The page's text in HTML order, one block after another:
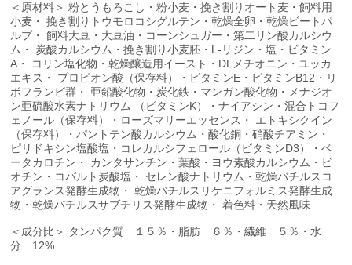
＜原材料＞ 粉とうもろこし・粉小麦・挽き割りオート麦・飼料用
小麦・ 挽き割りトウモロコシグルテン・乾燥全卵・乾燥ビートパ
ルプ・ 飼料大豆・大豆油・コーンシュガー・第二リン酸カルシウ
ム・ 炭酸カルシウム・挽き割り小麦胚・L-リジン・塩・ビタミン
A・ コリン塩化物・乾燥醸造用イースト・DLメチオニン・ユッカ
エキス・ プロピオン酸（保存料）・ビタミンE・ビタミンB12・リ
ボフランビ群・ 亜鉛酸化物・炭化鉄・マンガン酸化物・メナジオ
ン亜硫酸水素ナトリウム （ビタミンK）・ナイアシン・混合トコフ
ェノール（保存料）・ローズマリーエッセンス・ エトキシクイン
（保存料）・パントテン酸カルシウム・酸化銅・硝酸チアミン・
ピリドキシン塩酸塩・コレカルシフェロール（ビタミンD3）・ベ
ータカロチン・ カンタサンチン・葉酸・ヨウ素酸カルシウム・ビ
オチン・コバルト炭酸塩・ セレン酸ナトリウム・乾燥バチルスコ
アグランス発酵生成物・ 乾燥バチルスリケニフォルミス発酵生成
物・乾燥バチルスサブチリス発酵生成物・ 着色料・天然風味
＜成分比＞ タンパク質 １５％・脂肪 ６％・繊維 ５％・水
分 12%